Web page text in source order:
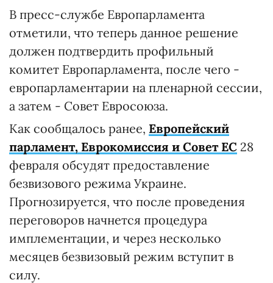
В пресс-службе Европарламента
отметили, что теперь данное решение
должен подтвердить профильный
комитет Европарламента, после чего -
европарламентарии на пленарной сессии,
а затем - Совет Евросоюза.
Как сообщалось ранее, Европейский
парламент, Еврокомиссия и Совет ЕС 28
февраля обсудят предоставление
безвизового режима Украине.
Прогнозируется, что после проведения
переговоров начнется процедура
имплементации, и через несколько
месяцев безвизовый режим вступит в
силу.